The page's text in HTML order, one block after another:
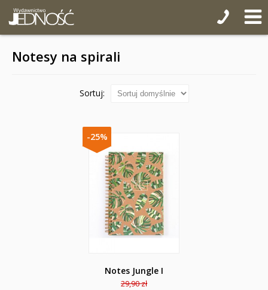
Notesy na spirali
Sortuj:
-25%
Notes Jungle I
29,90 zł